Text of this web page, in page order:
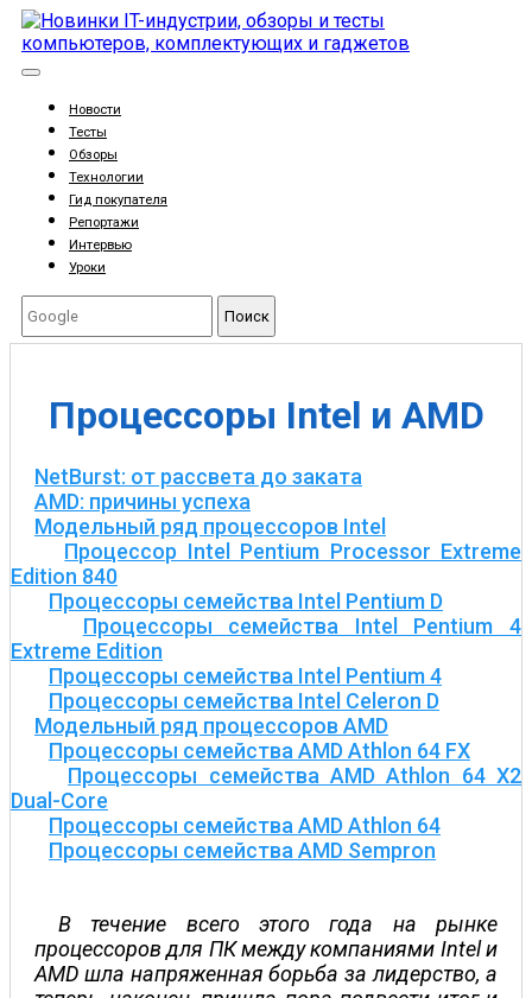
Новости
Тесты
Обзоры
Технологии
Гид покупателя
Репортажи
Интервью
Уроки
Поиск
Процессоры Intel и AMD
NetBurst: от рассвета до заката
AMD: причины успеха
Модельный ряд процессоров Intel
Процессор Intel Pentium Processor Extreme
Edition 840
Процессоры семейства Intel Pentium D
Процессоры семейства Intel Pentium 4
Extreme Edition
Процессоры семейства Intel Pentium 4
Процессоры семейства Intel Celeron D
Модельный ряд процессоров AMD
Процессоры семейства AMD Athlon 64 FX
Процессоры семейства AMD Athlon 64 X2
Dual-Core
Процессоры семейства AMD Athlon 64
Процессоры семейства AMD Sempron
В течение всего этого года на рынке
процессоров для ПК между компаниями Intel и
AMD шла напряженная борьба за лидерство, а